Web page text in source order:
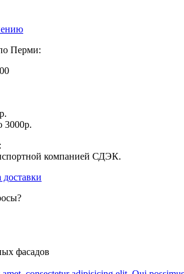
Перми:
3000р.
компанией СДЭК.
доставки
фасадов